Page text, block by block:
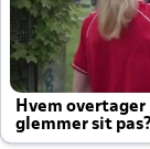
Hvem overtager
glemmer sit
altid til efter